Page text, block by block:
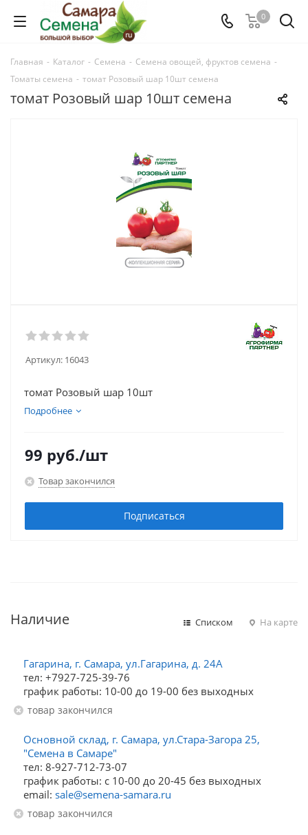
0
Главная - Каталог - Семена - Семена овощей, фруктов семена -
Томаты семена - томат Розовый шар 10шт семена
томат Розовый шар 10шт семена
Артикул: 16043
томат Розовый шар 10шт
Подробнее
99 руб./шт
Товар закончился
Подписаться
Наличие Списком На карте
Гагарина, г. Самара, ул.Гагарина, д. 24А
тел: +7927-725-39-76
график работы: 10-00 до 19-00 без выходных
Товар закончился
Основной склад, г. Самара, ул.Стара-Загора 25,
"Семена в Самаре"
тел: 8-927-712-73-07
график работы: с 10-00 до 20-45 без выходных
email: sale@semena-samara.ru
Товар закончился